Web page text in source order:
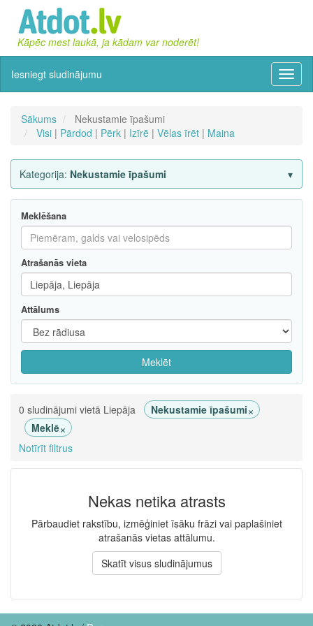
Kāpēc mest laukā, ja kādam var noderēt!
Iesniegt sludinājumu
Sākums
Nekustamie īpašumi
Visi | Pārdod | Pērk | Izīrē | Vēlas īrēt | Maina
Kategorija: Nekustamie īpašumi
Meklēšana
Atrašanās vieta
Attālums
Meklēt
0 sludinājumi vietā Liepāja Nekustamie īpašumi×
Meklē×
Notīrīt filtrus
Nekas netika atrasts
Pārbaudiet rakstību, izmēģiniet īsāku frāzi vai paplašiniet
atrašanās vietas attālumu.
Skatīt visus sludinājumus